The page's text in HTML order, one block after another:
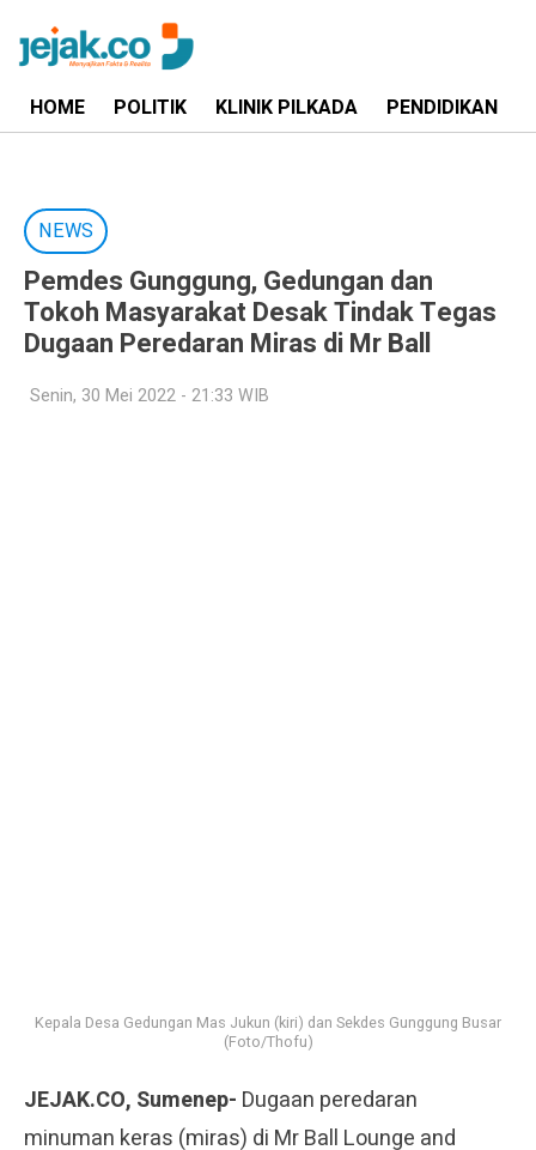
HOME POLITIK KLINIK PILKADA PENDIDIKAN
NEWS
Pemdes Gunggung, Gedungan dan
Tokoh Masyarakat Desak Tindak Tegas
Dugaan Peredaran Miras di Mr Ball
Senin, 30 Mei 2022 - 21:33 WIB
Kepala Desa Gedungan Mas Jukun (kiri) dan Sekdes Gunggung Busar
(Foto/Thofu)
JEJAK.CO, Sumenep- Dugaan peredaran
minuman keras (miras) di Mr Ball Lounge and